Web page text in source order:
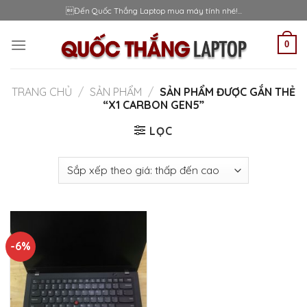
to
content
Đến Quốc Thắng Laptop mua máy tính nhé!...
0
TRANG CHỦ / SẢN PHẨM / SẢN PHẨM ĐƯỢC GẮN THẺ
“X1 CARBON GEN5”
LỌC
-6%